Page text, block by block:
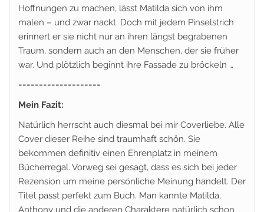
Hoffnungen zu machen, lässt Matilda sich von ihm
malen – und zwar nackt. Doch mit jedem Pinselstrich
erinnert er sie nicht nur an ihren längst begrabenen
Traum, sondern auch an den Menschen, der sie früher
war. Und plötzlich beginnt ihre Fassade zu bröckeln …
====================
Mein Fazit:
Natürlich herrscht auch diesmal bei mir Coverliebe. Alle
Cover dieser Reihe sind traumhaft schön. Sie
bekommen definitiv einen Ehrenplatz in meinem
Bücherregal. Vorweg sei gesagt, dass es sich bei jeder
Rezension um meine persönliche Meinung handelt. Der
Titel passt perfekt zum Buch. Man kannte Matilda,
Anthony und die anderen Charaktere natürlich schon